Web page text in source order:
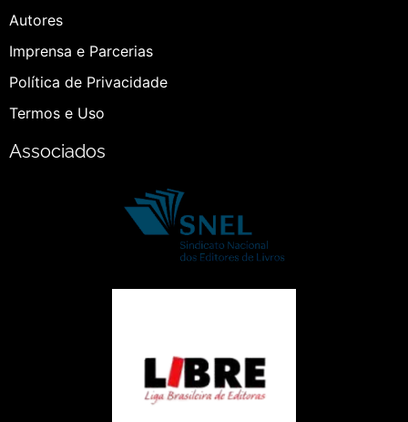
Autores
Imprensa e Parcerias
Política de Privacidade
Termos e Uso
Associados